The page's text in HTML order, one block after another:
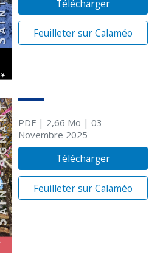
Télécharger
Feuilleter sur Calaméo
PDF| 2,66 Mo | 03
Novembre 2025
Télécharger
Feuilleter sur Calaméo